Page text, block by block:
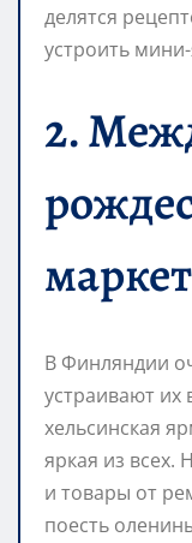
делятся
устроить
2.
В Финляндии
устраивают их
хельсинская
яркая из всех.
и товары от
поесть